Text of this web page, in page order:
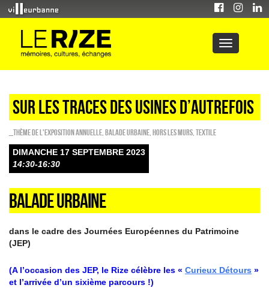
sur les traces des usines d’autrefois
_Thème de l'exposition annuelle Balade urbaine HORS LES MURS Textile
DIMANCHE 17 SEPTEMBRE 2023
14:30-16:30
BALADE URBAINE
dans le cadre des Journées Européennes du Patrimoine
(JEP)
(A l’occasion des JEP, le Rize célèbre les « Curieux Détours »
et l’arrivée d’un sixième parcours !)